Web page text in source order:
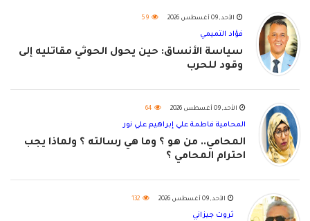
الأحد, 09 أغسطس 2026 59
فؤاد التميمي
سياسة الأنساق: حين يحول الحوثي مقاتليه إلى
وقود للحرب
الأحد, 09 أغسطس 2026 64
المحامية فاطمة علي إبراهيم علي نور
المحامي.. من هو ؟ وما هي رسالته ؟ ولماذا يجب
احترام المحامي ؟
الأحد, 09 أغسطس 2026 132
ثروت جيزاني